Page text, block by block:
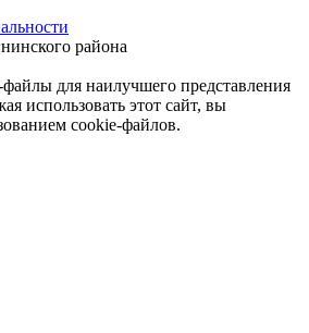
района
для наилучшего представления
использовать этот сайт, вы
cookie-файлов.